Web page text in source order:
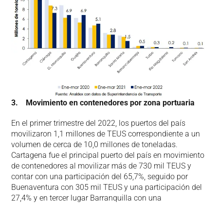
3. Movimiento en contenedores por zona portuaria
En el primer trimestre del 2022, los puertos del país
movilizaron 1,1 millones de TEUS correspondiente a un
volumen de cerca de 10,0 millones de toneladas.
Cartagena fue el principal puerto del país en movimiento
de contenedores al movilizar más de 730 mil TEUS y
contar con una participación del 65,7%, seguido por
Buenaventura con 305 mil TEUS y una participación del
27,4% y en tercer lugar Barranquilla con una